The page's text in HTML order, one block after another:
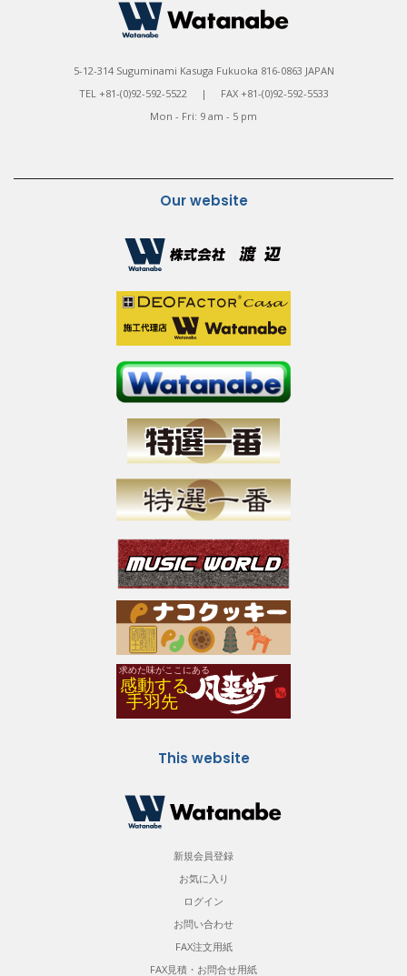
5-12-314 Suguminami Kasuga Fukuoka 816-0863 JAPAN
TEL +81-(0)92-592-5522 | FAX +81-(0)92-592-5533
Mon - Fri: 9 am - 5 pm
Our website
This website
新規会員登録
お気に入り
ログイン
お問い合わせ
FAX注文用紙
FAX見積・お問合せ用紙